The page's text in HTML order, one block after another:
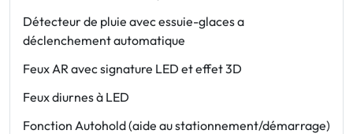
Détecteur de pluie avec essuie-glaces a
déclenchement automatique
Feux AR avec signature LED et effet 3D
Feux diurnes à LED
Fonction Autohold (aide au stationnement/démarrage)